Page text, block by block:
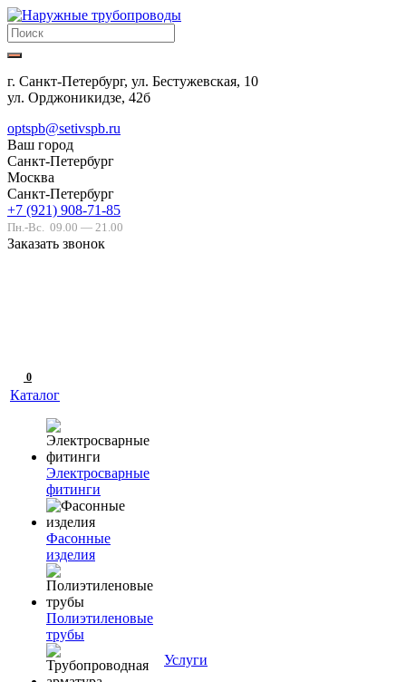
г. Санкт-Петербург, ул. Бестужевская, 10
ул. Орджоникидзе, 42б
optspb@setivspb.ru
Ваш город
Санкт-Петербург
Москва
Санкт-Петербург
+7 (921) 908-71-85
Пн.-Вс. 09.00 — 21.00
Заказать звонок
0
Каталог
Электросварные
фитинги
Фасонные
изделия
Полиэтиленовые
трубы
Услуги